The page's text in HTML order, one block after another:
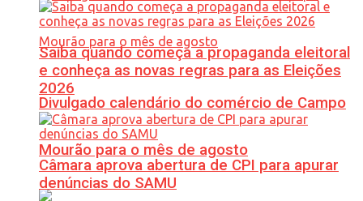
Divulgado calendário do comércio de Campo
Mourão para o mês de agosto
Saiba quando começa a propaganda eleitoral
e conheça as novas regras para as Eleições
2026
Câmara aprova abertura de CPI para apurar
denúncias do SAMU